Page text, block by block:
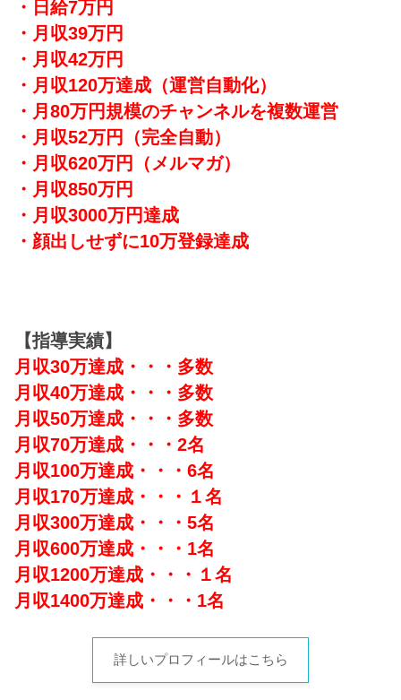
・日給7万円
・月収39万円
・月収42万円
・月収120万達成 （運営自動化）
・月80万円規模のチャンネルを複数運営
・月収52万円（完全自動）
・月収620万円（メルマガ）
・月収850万円
・月収3000万円達成
・顔出しせずに10万登録達成
【指導実績】
月収30万達成・・・多数
月収40万達成・・・多数
月収50万達成・・・多数
月収70万達成・・・2名
月収100万達成・・・6名
月収170万達成・・・１名
月収300万達成・・・5名
月収600万達成・・・1名
月収1200万達成・・・１名
月収1400万達成・・・1名
詳しいプロフィールはこちら